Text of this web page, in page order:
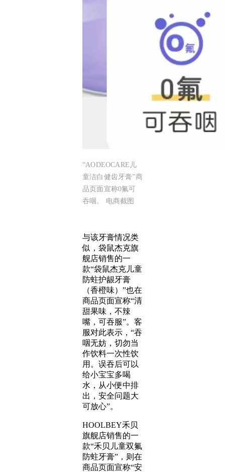
“AODEOCARE儿
童洁白健齿牙膏”商
品页面宣称0氟可
吞咽。 电商截图
与该牙膏情况类
似，袋鼠杰克旗
舰店销售的一
款“袋鼠杰克儿童
防蛀护龈牙膏
（香橙味）”也在
商品页面宣称“清
甜果味，不辣
嘴，可吞服”。客
服对此表示，“吞
咽无妨，切勿当
作饮料一次性饮
用。误吞后可以
给小宝宝多喝
水，从小便中排
出，安全问题大
可放心”。
HOOLBEY禾贝
旗舰店销售的一
款“禾贝儿童双氟
防蛀牙膏”，则在
商品页面宣称“安